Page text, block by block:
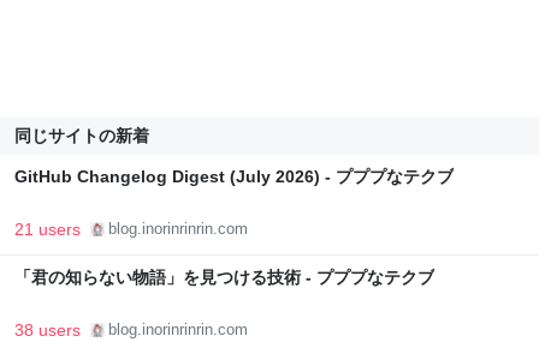
同じサイトの新着
GitHub Changelog Digest (July 2026) - プププなテクブ
21 users blog.inorinrinrin.com
「君の知らない物語」を見つける技術 - プププなテクブ
38 users blog.inorinrinrin.com